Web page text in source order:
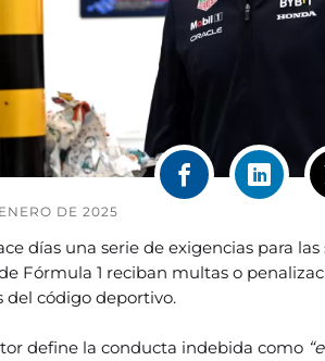
DE 2025
días una serie de exigencias para
Fórmula 1 reciban multas o
del código deportivo.
define la conducta indebida como